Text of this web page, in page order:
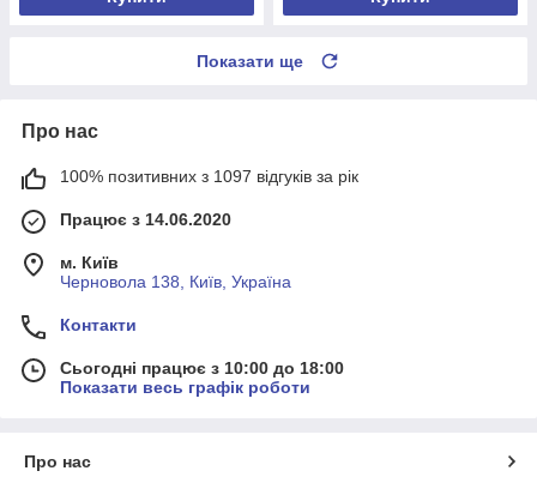
Показати ще
Про нас
100% позитивних з 1097 відгуків за рік
Працює з 14.06.2020
м. Київ
Черновола 138, Київ, Україна
Контакти
Сьогодні працює з 10:00 до 18:00
Показати весь графік роботи
Про нас